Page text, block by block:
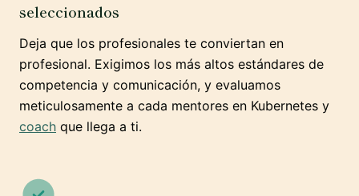
seleccionados
Deja que los profesionales te conviertan en
profesional. Exigimos los más altos estándares de
competencia y comunicación, y evaluamos
meticulosamente a cada mentores en Kubernetes y
coach que llega a ti.